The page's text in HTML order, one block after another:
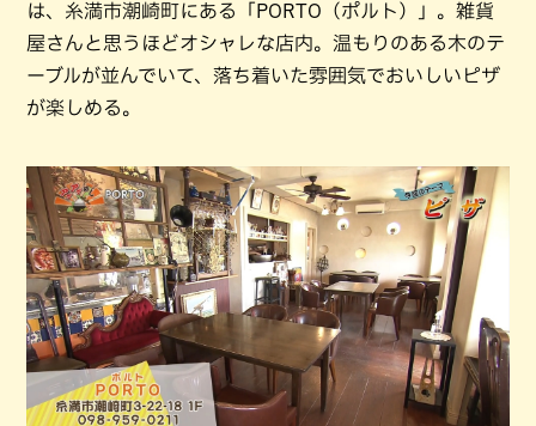
は、糸満市潮崎町にある「PORTO（ポルト）」。雑貨
屋さんと思うほどオシャレな店内。温もりのある木のテ
ーブルが並んでいて、落ち着いた雰囲気でおいしいピザ
が楽しめる。